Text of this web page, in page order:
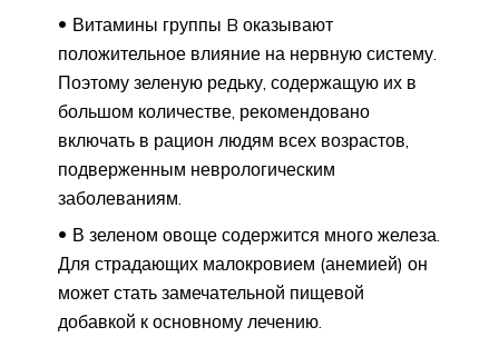
Витамины группы B оказывают
положительное влияние на нервную систему.
Поэтому зеленую редьку, содержащую их в
большом количестве, рекомендовано
включать в рацион людям всех возрастов,
подверженным неврологическим
заболеваниям.
В зеленом овоще содержится много железа.
Для страдающих малокровием (анемией) он
может стать замечательной пищевой
добавкой к основному лечению.